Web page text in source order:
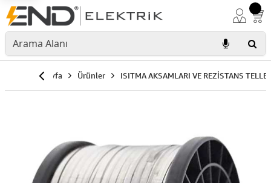
Anasayfa Ürünler ISITMA AKSAMLARI VE REZİSTANS